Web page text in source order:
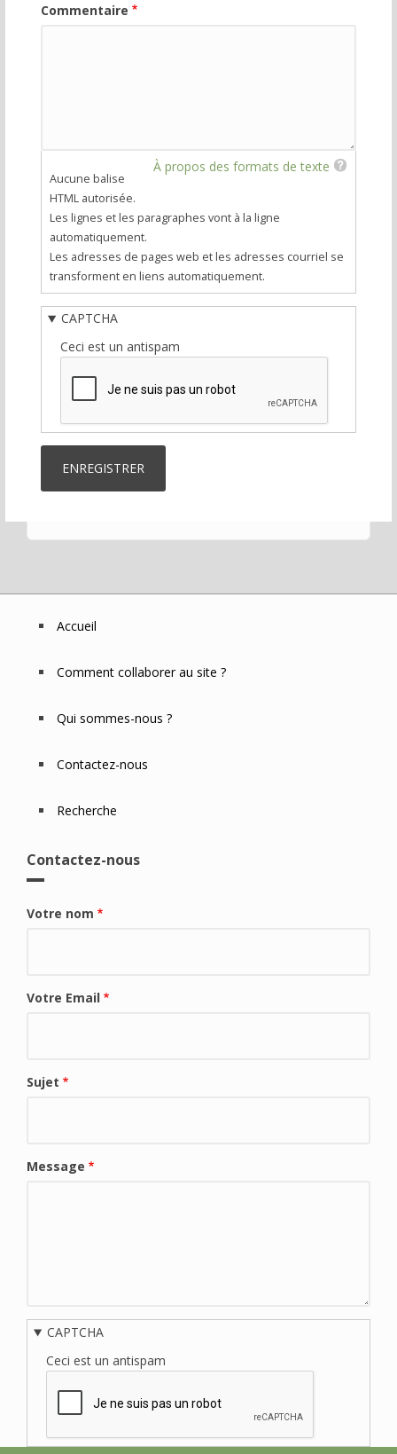
Commentaire
À propos des formats de texte
Aucune balise
HTML autorisée.
Les lignes et les paragraphes vont à la ligne
automatiquement.
Les adresses de pages web et les adresses courriel se
transforment en liens automatiquement.
CAPTCHA
Ceci est un antispam
FooterAccueil
Comment collaborer au site ?
Qui sommes-nous ?
Contactez-nous
Recherche
Contactez-nous
Votre nom
Votre Email
Sujet
Message
CAPTCHA
Ceci est un antispam